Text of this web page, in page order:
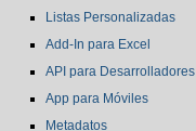
Listas Personalizadas
Add-In para Excel
API para Desarrolladores
App para Móviles
Metadatos